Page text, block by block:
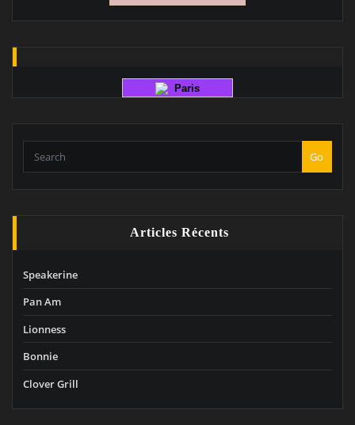
Paris
Go
Articles Récents
Speakerine
Pan Am
Lionness
Bonnie
Clover Grill